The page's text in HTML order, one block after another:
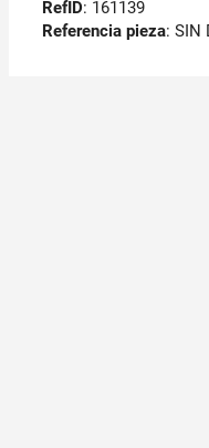
RefID: 161139
Referencia pieza: SIN